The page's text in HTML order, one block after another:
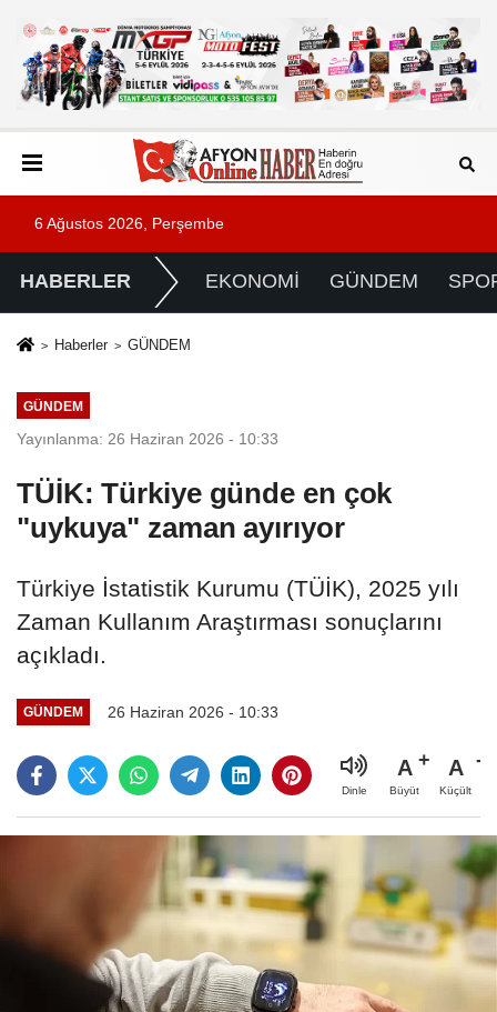
6 Ağustos 2026, Perşembe
HABERLER EKONOMİ GÜNDEM
Haberler GÜNDEM
GÜNDEM
Yayınlanma: 26 Haziran 2026 - 10:33
TÜİK: Türkiye günde en çok
"uykuya" zaman ayırıyor
Türkiye İstatistik Kurumu (TÜİK), 2025 yılı
Zaman Kullanım Araştırması sonuçlarını
açıkladı.
GÜNDEM 26 Haziran 2026 - 10:33
Dinle
A
Büyüt
A
Küçült